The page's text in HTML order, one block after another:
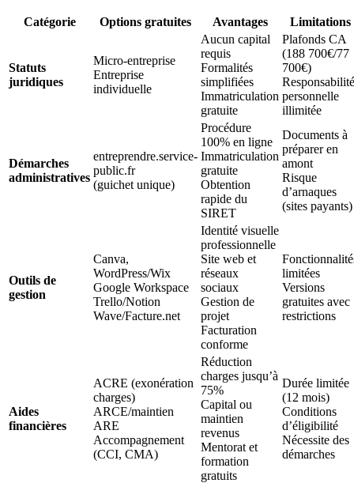
Catégorie Options gratuites Avantages Limitations
Statuts
juridiques
Micro-entreprise
Entreprise
individuelle
Aucun capital
requis
Formalités
simplifiées
Immatriculation
gratuite
Plafonds CA
(188 700€/77
700€)
Responsabilité
personnelle
illimitée
Démarches
administratives
entreprendre.service-
public.fr
(guichet unique)
Procédure
100% en ligne
Immatriculation
gratuite
Obtention
rapide du
SIRET
Documents à
préparer en
amont
Risque
d’arnaques
(sites payants)
Outils de
gestion
Canva,
WordPress/Wix
Google Workspace
Trello/Notion
Wave/Facture.net
Identité visuelle
professionnelle
Site web et
réseaux
sociaux
Gestion de
projet
Facturation
conforme
limitées
Versions
gratuites avec
restrictions
Aides
financières
ACRE (exonération
charges)
ARCE/maintien
ARE
Accompagnement
(CCI, CMA)
Réduction
charges jusqu’à
75%
Capital ou
maintien
revenus
Mentorat et
formation
gratuits
Durée limitée
(12 mois)
Conditions
d’éligibilité
Nécessite des
démarches